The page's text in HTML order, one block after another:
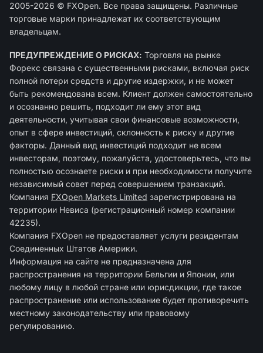
2005-2026 © FXOpen. Все права защищены. Различные
торговые марки принадлежат их соответствующим
владельцам.
ПРЕДУПРЕЖДЕНИЕ О РИСКАХ: Торговля на рынке
Форекс связана с существенными рисками, включая риск
полной потери средств и другие издержки, и не может
быть рекомендована всем. Клиент должен самостоятельно
и осознанно решить, подходит ли ему этот вид
деятельности, учитывая свои финансовые возможности,
опыт в сфере инвестиций, склонность к риску и другие
факторы. Данный вид инвестиций подходит не всем
инвесторам, поэтому, пожалуйста, удостоверьтесь, что вы
полностью осознаете риски и при необходимости получите
независимый совет перед совершением транзакций.
Компания FXOpen Markets Limited зарегиcтрирована на
территории Невиса (регистрационный номер компании
42235).
Компания FXOpen не предоставляет услуги резидентам
Соединенных Штатов Америки.
Информация на сайте не предназначена для
распространения на территории Бельгии и Японии, или
любому лицу в любой стране или юрисдикции, где такое
распространение или использование будет противоречить
местному законодательству или правовому
регулированию.